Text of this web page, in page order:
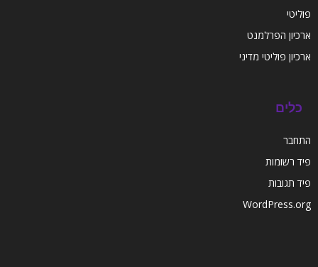
פוליטי
ארכיון הפרלמנט
ארכיון פוליטי מדיני
כלים
התחבר
פיד רשומות
פיד תגובות
WordPress.org